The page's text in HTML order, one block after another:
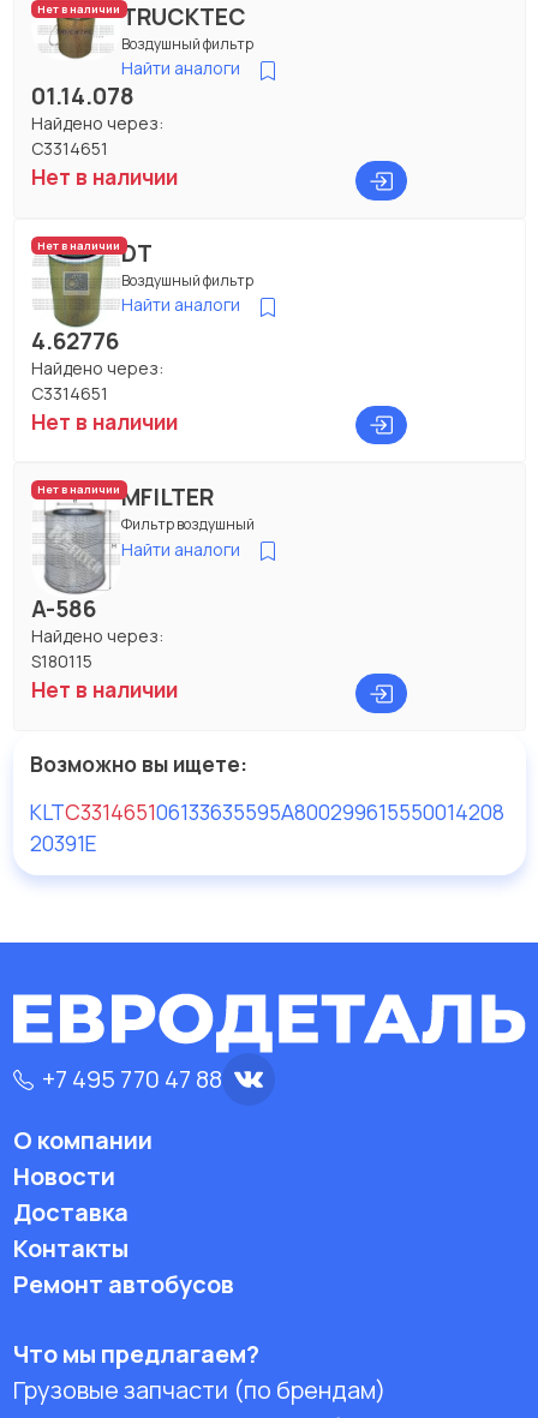
Нет в наличииTRUCKTEC
Воздушный фильтр
Найти аналоги
01.14.078
Найдено через:
C3314651
Нет в наличии
Нет в наличииDT
Воздушный фильтр
Найти аналоги
4.62776
Найдено через:
C3314651
Нет в наличии
Нет в наличииMFILTER
Фильтр воздушный
Найти аналоги
A-586
Найдено через:
S180115
Нет в наличии
Возможно вы ищете:
KLTC331465106133635595A800299615550014208
20391E
+7 495 770 47 88
О компании
Новости
Доставка
Контакты
Ремонт автобусов
Что мы предлагаем?
Грузовые запчасти (по брендам)